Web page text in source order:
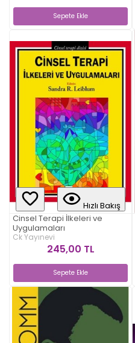
Sepete Ekle
Hızlı Bakış
Cinsel Terapi İlkeleri ve
Uygulamaları
Ck Yayınevi
245,00 TL
Sepete Ekle